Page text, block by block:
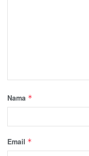
Nama *
Email *